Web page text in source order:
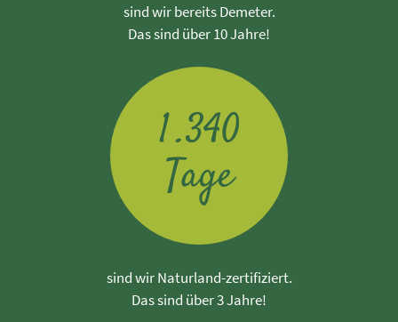
sind wir bereits Demeter.
Das sind über 10 Jahre!
1.340
Tage
sind wir Naturland-zertifiziert.
Das sind über 3 Jahre!